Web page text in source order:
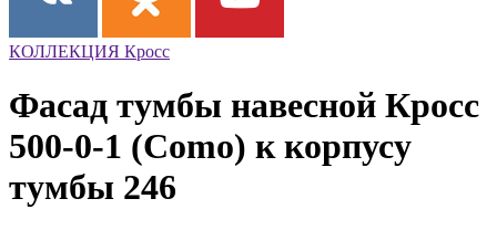
КОЛЛЕКЦИЯ Кросс
Фасад тумбы навесной Кросс
500-0-1 (Como) к корпусу
тумбы 246